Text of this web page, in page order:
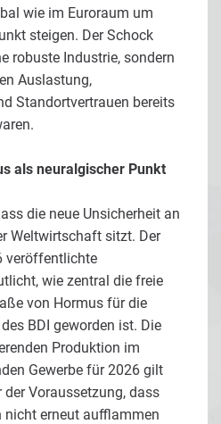
wie im Euroraum um
steigen. Der Schock
robuste Industrie, sondern
Auslastung,
Standortvertrauen bereits
als neuralgischer Punkt
die neue Unsicherheit an
Weltwirtschaft sitzt. Der
veröffentlichte
wie zentral die freie
von Hormus für die
BDI geworden ist. Die
Produktion im
Gewerbe für 2026 gilt
Voraussetzung, dass
erneut aufflammen